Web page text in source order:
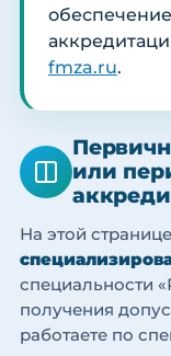
fmza.ru.
или
На этой
специальности
получения
работаете по